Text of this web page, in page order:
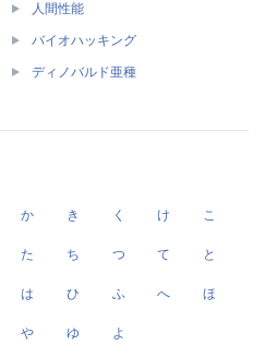
人間性能
バイオハッキング
ディノバルド亜種
か き く け こ
た ち つ て と
は ひ ふ へ ほ
や ゆ よ